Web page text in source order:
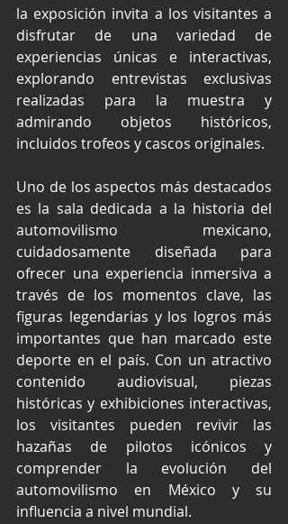
la exposición invita a los visitantes a
disfrutar de una variedad de
experiencias únicas e interactivas,
explorando entrevistas exclusivas
realizadas para la muestra y
admirando objetos históricos,
incluidos trofeos y cascos originales.
Uno de los aspectos más destacados
es la sala dedicada a la historia del
automovilismo mexicano,
cuidadosamente diseñada para
ofrecer una experiencia inmersiva a
través de los momentos clave, las
figuras legendarias y los logros más
importantes que han marcado este
deporte en el país. Con un atractivo
contenido audiovisual, piezas
históricas y exhibiciones interactivas,
los visitantes pueden revivir las
hazañas de pilotos icónicos y
comprender la evolución del
automovilismo en México y su
influencia a nivel mundial.